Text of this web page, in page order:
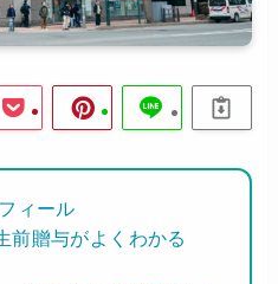
ィール
前贈与がよくわかる